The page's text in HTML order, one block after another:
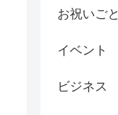
お祝いごと
イベント
ビジネス